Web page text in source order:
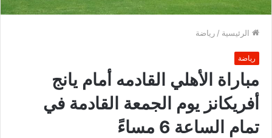
الرئيسية / رياضة
رياضة
مباراة الأهلي القادمه أمام يانج
أفريكانز يوم الجمعة القادمة في
تمام الساعة 6 مساءً